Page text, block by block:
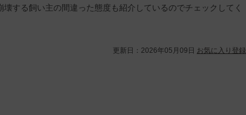
する飼い主の間違った態度も紹介しているのでチェックしてく
更新日： 2026年05月09日 お気に入り登録